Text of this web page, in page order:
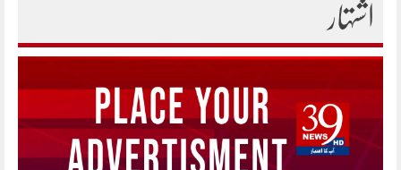
اشتہار